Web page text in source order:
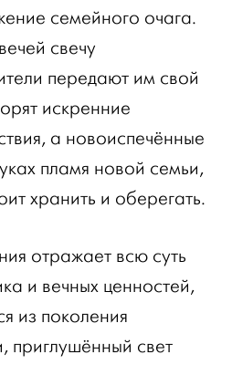
семейного очага.
свечу
передают им свой
искренние
а новоиспечённые
пламя новой семьи,
хранить и оберегать.
отражает всю суть
и вечных ценностей,
из поколения
приглушённый свет